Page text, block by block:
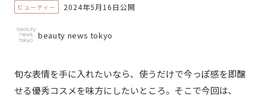
ビューティー 2024年5月16日公開
beauty news tokyo
旬な表情を手に入れたいなら、使うだけで今っぽ感を即醸
せる優秀コスメを味方にしたいところ。そこで今回は、